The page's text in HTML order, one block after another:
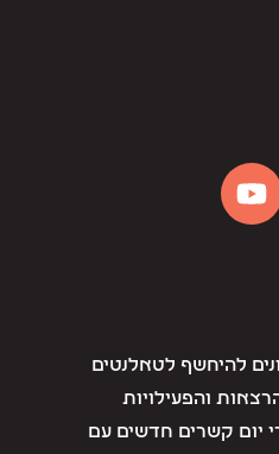
להיחשף לטאלנטים
והפעילויות
יום קשרים חדשים עם